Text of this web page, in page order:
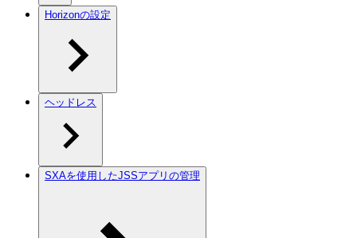
Horizonの設定
ヘッドレス
SXAを使用したJSSアプリの管理